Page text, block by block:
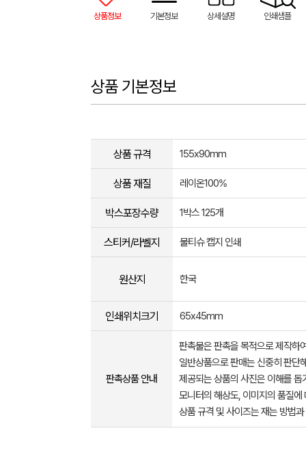
상품정보 기본정보 상세설명 인쇄샘플
상품 기본정보
상품 규격 155x90mm
상품 재질 레이온100%
박스포장수량 1박스 125개
스티커/라벨지 물티슈 캡지 인쇄
원산지 한국
인쇄위치크기 65x45mm
판촉상품 안내
판촉물은 판촉을 목적으로 제작하
일반상품으로 판매는 신중히 판단
제공되는 상품의 사진은 이해를
모니터의 해상도, 이미지의 품질
상품 규격 및 사이즈는 재는 방법